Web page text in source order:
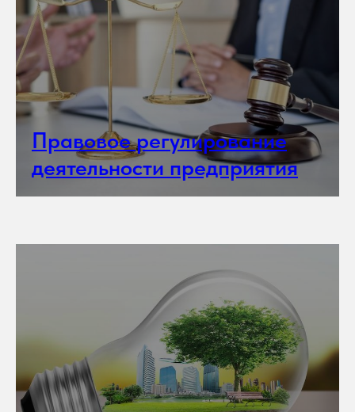
Правовое регулирование
деятельности предприятия